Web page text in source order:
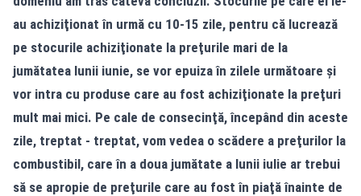
au achiziţionat în urmă cu 10-15 zile, pentru că lucrează
pe stocurile achiziţionate la preţurile mari de la
jumătatea lunii iunie, se vor epuiza în zilele următoare şi
vor intra cu produse care au fost achiziţionate la preţuri
mult mai mici. Pe cale de consecinţă, începând din aceste
zile, treptat - treptat, vom vedea o scădere a preţurilor la
combustibil, care în a doua jumătate a lunii iulie ar trebui
să se apropie de preţurile care au fost în piaţă înainte de